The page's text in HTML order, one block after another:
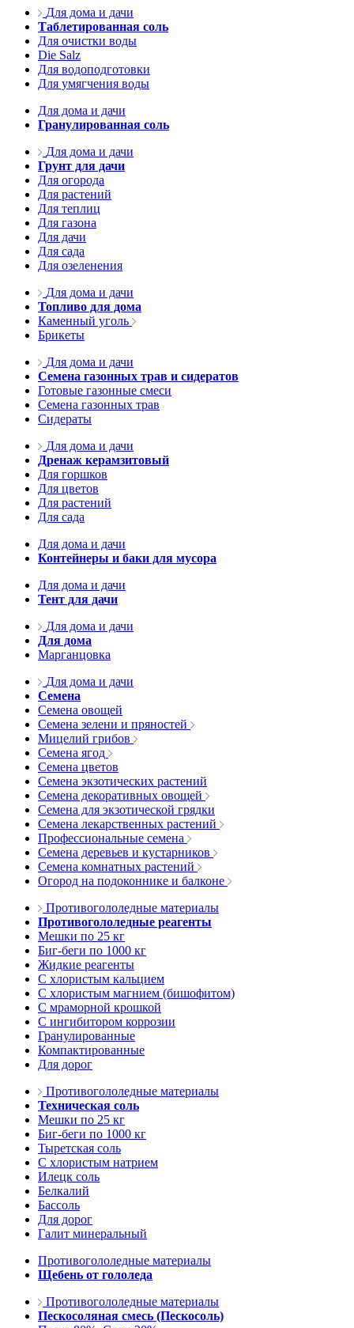
Для дома и дачи
Таблетированная соль
Для очистки воды
Die Salz
Для водоподготовки
Для умягчения воды
Для дома и дачи
Гранулированная соль
Для дома и дачи
Грунт для дачи
Для огорода
Для растений
Для теплиц
Для газона
Для дачи
Для сада
Для озеленения
Для дома и дачи
Топливо для дома
Каменный уголь
Брикеты
Для дома и дачи
Семена газонных трав и сидератов
Готовые газонные смеси
Семена газонных трав
Сидераты
Для дома и дачи
Дренаж керамзитовый
Для горшков
Для цветов
Для растений
Для сада
Для дома и дачи
Контейнеры и баки для мусора
Для дома и дачи
Тент для дачи
Для дома и дачи
Для дома
Марганцовка
Для дома и дачи
Семена
Семена овощей
Семена зелени и пряностей
Мицелий грибов
Семена ягод
Семена цветов
Семена экзотических растений
Семена декоративных овощей
Семена для экзотической грядки
Семена лекарственных растений
Профессиональные семена
Семена деревьев и кустарников
Семена комнатных растений
Огород на подоконнике и балконе
Противогололедные материалы
Противогололедные реагенты
Мешки по 25 кг
Биг-беги по 1000 кг
Жидкие реагенты
С хлористым кальцием
С хлористым магнием (бишофитом)
С мраморной крошкой
С ингибитором коррозии
Гранулированные
Компактированные
Для дорог
Противогололедные материалы
Техническая соль
Мешки по 25 кг
Биг-беги по 1000 кг
Тыретская соль
С хлористым натрием
Илецк соль
Белкалий
Бассоль
Для дорог
Галит минеральный
Противогололедные материалы
Щебень от гололеда
Противогололедные материалы
Пескосоляная смесь (Пескосоль)